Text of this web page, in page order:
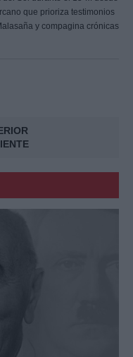
que prioriza testimonios
y compagina crónicas